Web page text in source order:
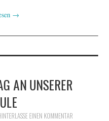
→
AN UNSERER
EINEN KOMMENTAR